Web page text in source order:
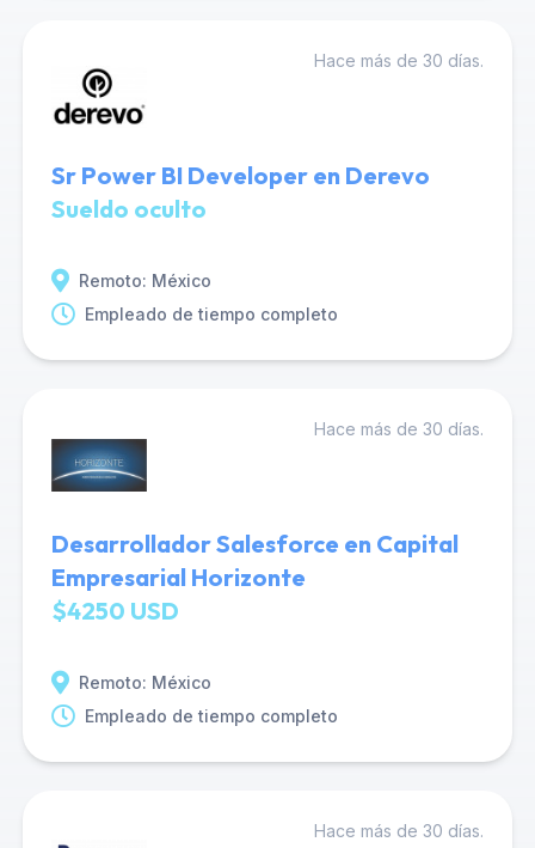
Hace más de 30 días.
Sr Power BI Developer en Derevo
Sueldo oculto
Remoto: México
Empleado de tiempo completo
Hace más de 30 días.
Desarrollador Salesforce en Capital
Empresarial Horizonte
$4250 USD
Remoto: México
Empleado de tiempo completo
Hace más de 30 días.